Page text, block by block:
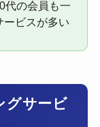
代の会員も一
ービスが多い
グサービ